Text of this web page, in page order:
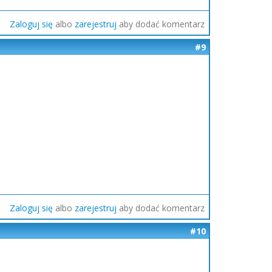
Zaloguj się albo zarejestruj aby dodać komentarz
#9
Zaloguj się albo zarejestruj aby dodać komentarz
#10